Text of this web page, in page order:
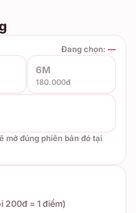
Đang chọn: —
6M
180.000đ
mở đúng phiên bản đó tại
200đ = 1 điểm)